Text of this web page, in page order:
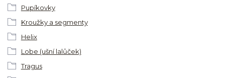
Pupíkovky
Kroužky a segmenty
Helix
Lobe (ušní lalůček)
Tragus